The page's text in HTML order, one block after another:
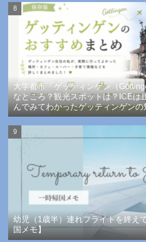
大学都市「ゲッティンゲン（
なところ？観光スポットは？ICEは
んでみてわかったゲッティンゲンの
幼児（1歳半）連れフライトを終え
国メモ】